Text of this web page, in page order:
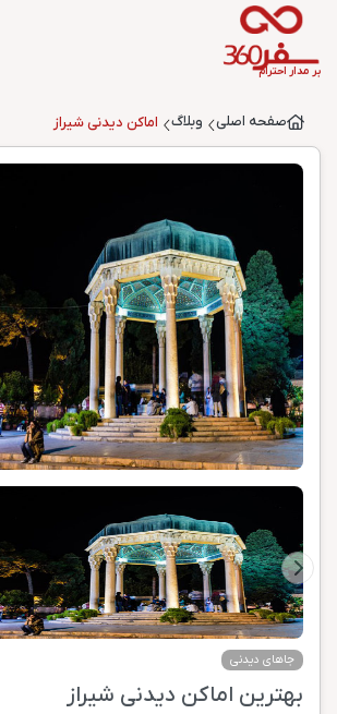
بر مدار احترام
صفحه اصلی وبلاگ اماکن دیدنی شیراز
جاهای دیدنی
بهترین اماکن دیدنی شیراز